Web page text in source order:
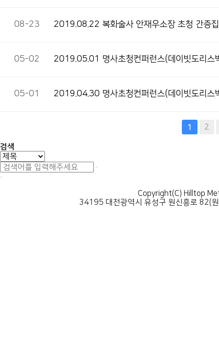
08-23 2019.08.22 복화술사 안재우소장 초청 간증
05-02 2019.05.01 명사초청컨퍼런스(데이빗도리스
05-01 2019.04.30 명사초청컨퍼런스(데이빗도리스
1 2
검색
Copyright(C) Hilltop
34195 대전광역시 유성구 원신흥로